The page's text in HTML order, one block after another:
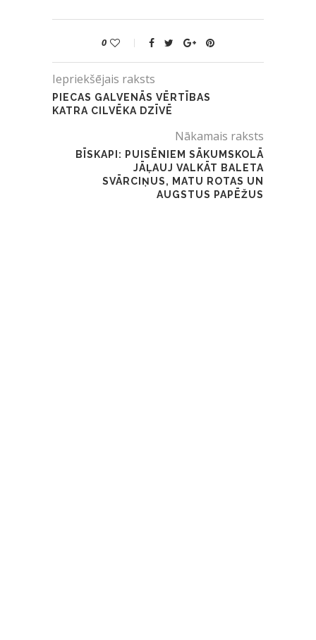
0
Iepriekšējais raksts
PIECAS GALVENĀS VĒRTĪBAS
KATRA CILVĒKA DZĪVĒ
Nākamais raksts
BĪSKAPI: PUISĒNIEM SĀKUMSKOLĀ
JĀĻAUJ VALKĀT BALETA
SVĀRCIŅUS, MATU ROTAS UN
AUGSTUS PAPĒŽUS